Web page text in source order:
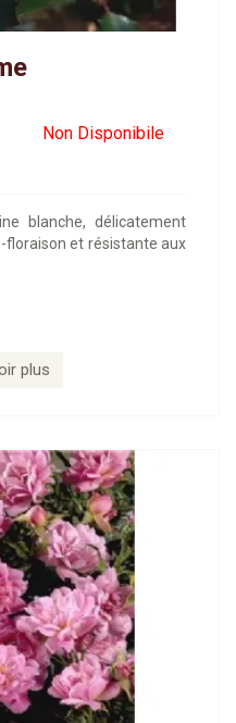
Non Disponibile
blanche, délicatement
et résistante aux
plus